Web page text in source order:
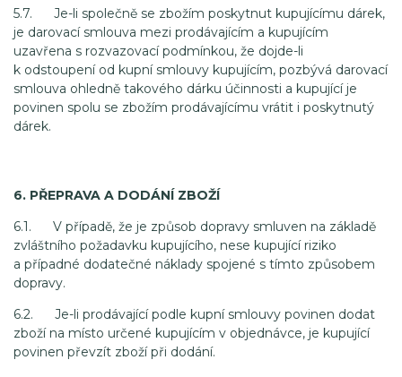
5.7. Je-li společně se zbožím poskytnut kupujícímu dárek,
je darovací smlouva mezi prodávajícím a kupujícím
uzavřena s rozvazovací podmínkou, že dojde-li
k odstoupení od kupní smlouvy kupujícím, pozbývá darovací
smlouva ohledně takového dárku účinnosti a kupující je
povinen spolu se zbožím prodávajícímu vrátit i poskytnutý
dárek.
6. PŘEPRAVA A DODÁNÍ ZBOŽÍ
6.1. V případě, že je způsob dopravy smluven na základě
zvláštního požadavku kupujícího, nese kupující riziko
a případné dodatečné náklady spojené s tímto způsobem
dopravy.
6.2. Je-li prodávající podle kupní smlouvy povinen dodat
zboží na místo určené kupujícím v objednávce, je kupující
povinen převzít zboží při dodání.